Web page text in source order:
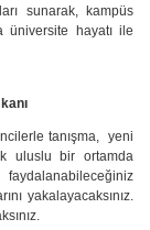
sunarak, kampüs
üniversite hayatı ile
tanışma, yeni
uluslu bir ortamda
yakalayacaksınız.